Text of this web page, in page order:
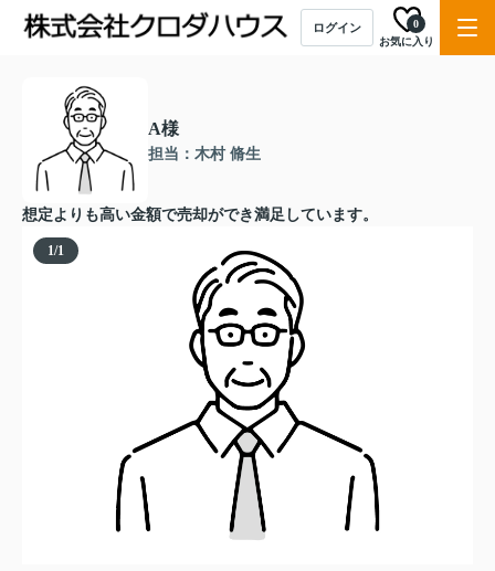
ログイン
お気に入り
0
A様
担当：木村 脩生
想定よりも高い金額で売却ができ満足しています。
1/1